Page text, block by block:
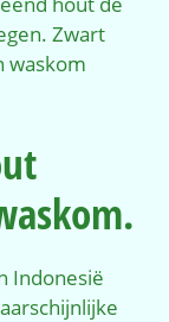
Zwart
waskom
Indonesië